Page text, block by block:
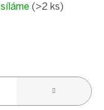
(>2 ks)